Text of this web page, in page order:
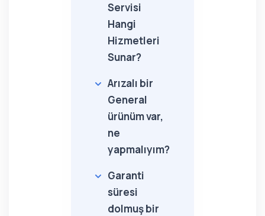
Servisi
Hangi
Hizmetleri
Sunar?
Arızalı bir
General
ürünüm var,
ne
yapmalıyım?
Garanti
süresi
dolmuş bir